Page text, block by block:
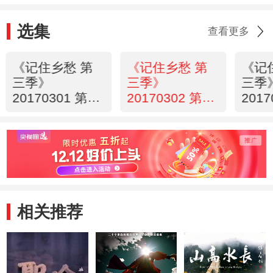
选集 查看更多
《记住乡愁 第
三季》
20170301 第四
——包容并蓄
《记住乡愁 第
三季》
20170302 第四
镇——唐风诗韵
话情义
《
三季
——
相关推荐